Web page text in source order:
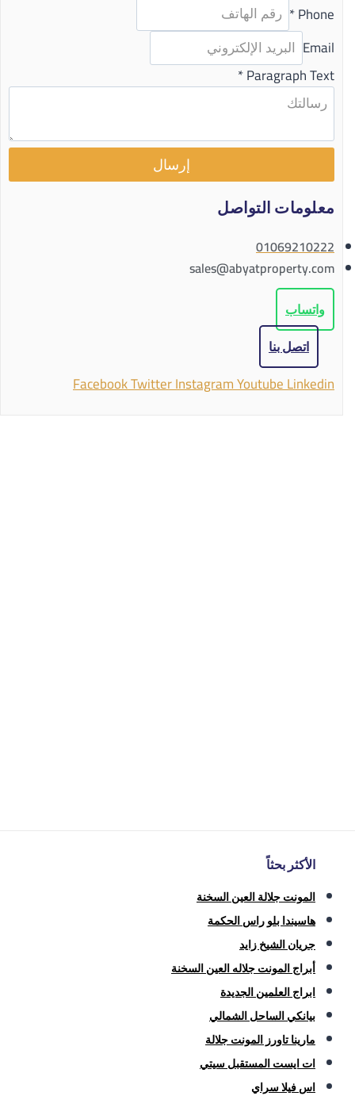
Phone
*
Email
Paragraph Text
*
إرسال
معلومات التواصل
01069210222
sales@abyatproperty.com
واتساب
اتصل بنا
FacebookTwitterInstagramYoutubeLinkedin
الأكثر بحثاً
المونت جلالة العين السخنة
هاسيندا بلو راس الحكمة
جريان الشيخ زايد
أبراج المونت جلاله العين السخنة
ابراج العلمين الجديدة
بيانكي الساحل الشمالي
مارينا تاورز المونت جلالة
ات ايست المستقبل سيتي
اس فيلا سراي